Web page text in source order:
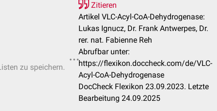
zu speichern.
Zitieren
Artikel VLC-Acyl-CoA-Dehydrogenase:
Lukas Ignucz, Dr. Frank Antwerpes, Dr.
rer. nat. Fabienne Reh
Abrufbar unter:
https://flexikon.doccheck.com/de/VLC-
Acyl-CoA-Dehydrogenase
DocCheck Flexikon 23.09.2023. Letzte
Bearbeitung 24.09.2025